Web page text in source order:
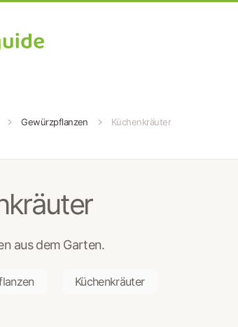
Gewürzpflanzen Küchenkräuter
aus dem Garten.
Küchenkräuter